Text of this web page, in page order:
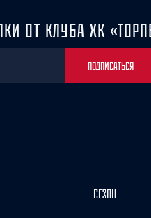
ОТ КЛУБА ХК
ПОДПИСАТЬСЯ
СЕЗОН